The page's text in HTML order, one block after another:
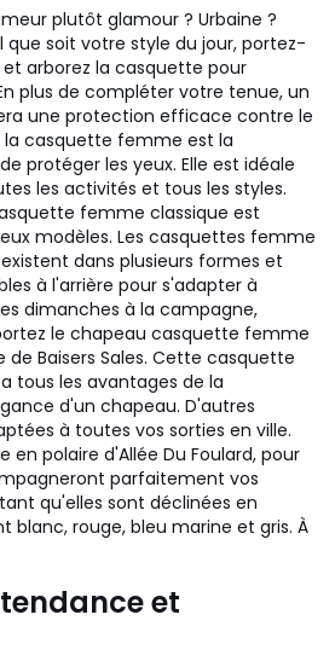
plutôt glamour ? Urbaine ?
que soit votre style du jour, portez-
arborez la casquette pour
plus de compléter votre tenue, un
une protection efficace contre le
la casquette femme est la
protéger les yeux. Elle est idéale
les activités et tous les styles.
femme classique est
modèles. Les casquettes femme
dans plusieurs formes et
à l'arrière pour s'adapter à
dimanches à la campagne,
le chapeau casquette femme
de Baisers Sales. Cette casquette
tous les avantages de la
d'un chapeau. D'autres
à toutes vos sorties en ville.
polaire d'Allée Du Foulard, pour
parfaitement vos
qu'elles sont déclinées en
blanc, rouge, bleu marine et gris. À
et